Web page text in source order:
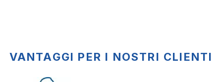
VANTAGGI PER I NOSTRI CLIENTI